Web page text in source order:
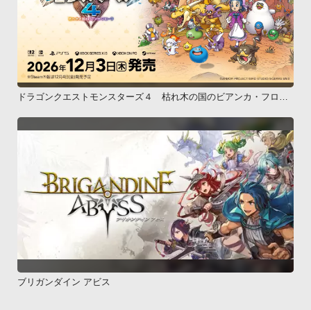
ドラゴンクエストモンスターズ４ 枯れ木の国のビアンカ・フロー
ブリガンダイン アビス